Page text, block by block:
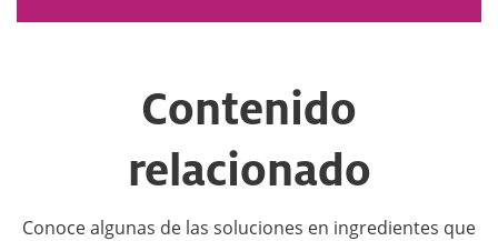
Contenido
relacionado
Conoce algunas de las soluciones en ingredientes que